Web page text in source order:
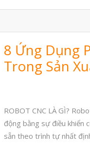
8 Ứng Dụng
Trong Sản
ROBOT CNC LÀ GÌ?
động bằng sự điều khiển
sẵn theo trình tự nhất